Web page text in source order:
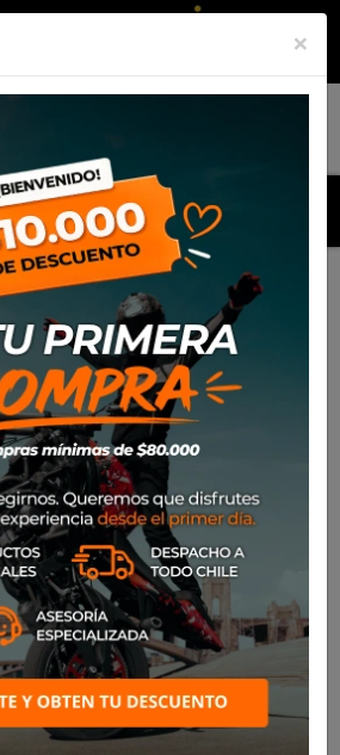
Equipamiento Pantalon Spidi RR Pro 2
×